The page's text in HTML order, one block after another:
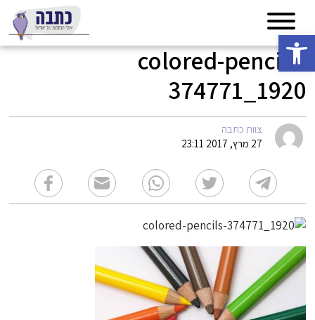
פתח סרגל נגישות
colored-pencils-
374771_1920
צוות כתבה
27 מרץ, 2017 23:11